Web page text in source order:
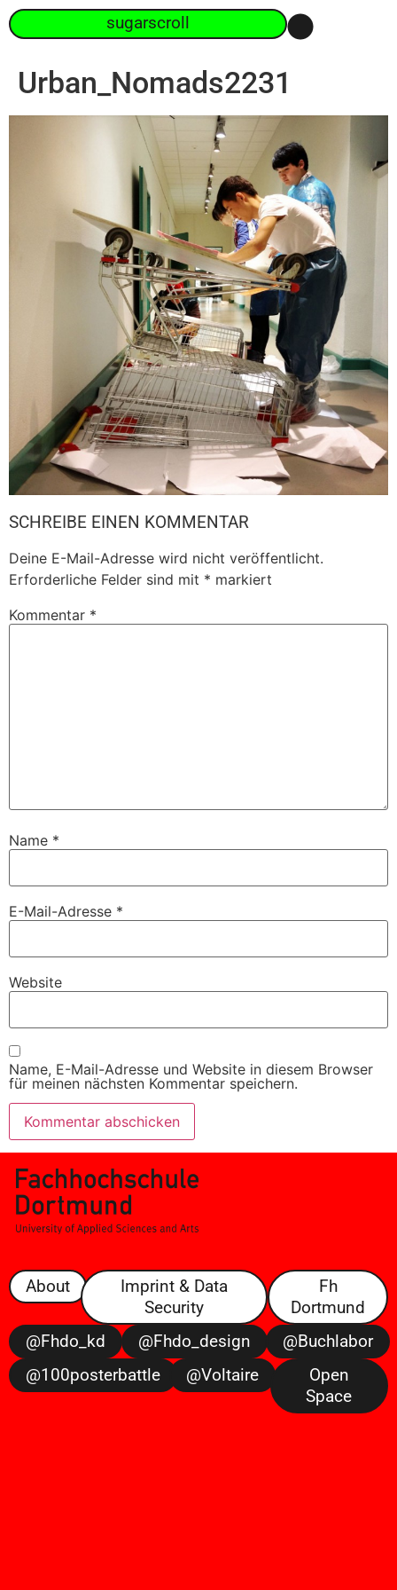
sugarscroll
Urban_Nomads2231
SCHREIBE EINEN KOMMENTAR
Deine E-Mail-Adresse wird nicht veröffentlicht.
Erforderliche Felder sind mit * markiert
Kommentar *
Name *
E-Mail-Adresse *
Website
Name, E-Mail-Adresse und Website in diesem Browser
für meinen nächsten Kommentar speichern.
About
Imprint & Data
Security
Fh
Dortmund
@fhdo_kd
@fhdo_design
@buchlabor
@100posterbattle
@voltaire
Open
Space